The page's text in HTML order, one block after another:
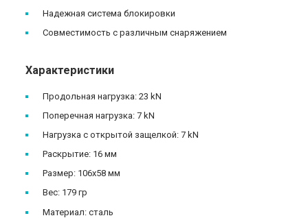
Надежная система блокировки
Совместимость с различным снаряжением
Характеристики
Продольная нагрузка: 23 kN
Поперечная нагрузка: 7 kN
Нагрузка с открытой защелкой: 7 kN
Раскрытие: 16 мм
Размер: 106х58 мм
Вес: 179 гр
Материал: сталь